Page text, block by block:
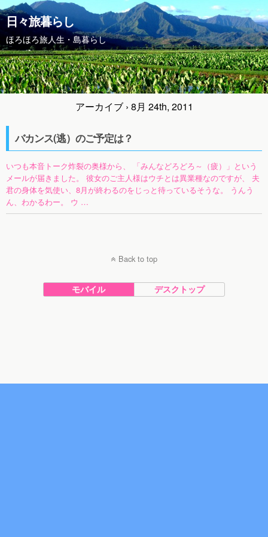
日々旅暮らし
ほろほろ旅人生・島暮らし
アーカイブ › 8月 24th, 2011
バカンス(逃）のご予定は？
いつも本音トーク炸裂の奥様から、 「みんなどろどろ～（疲）」という
メールが届きました。 彼女のご主人様はウチとは異業種なのですが、 夫
君の身体を気使い、8月が終わるのをじっと待っているそうな。 うんう
ん、わかるわー。 ウ …
Back to top
モバイル デスクトップ